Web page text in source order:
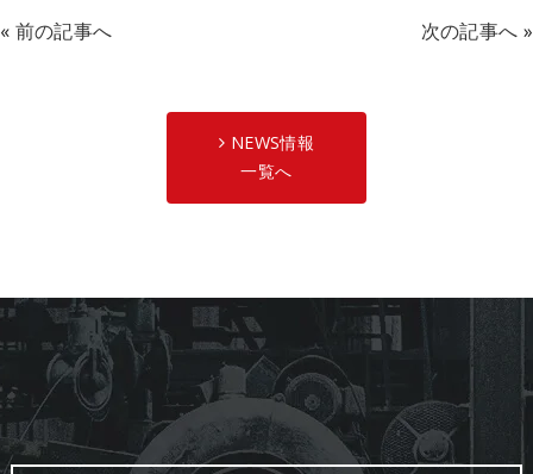
« 前の記事へ
NEWS情報
一覧へ
次の記事へ »